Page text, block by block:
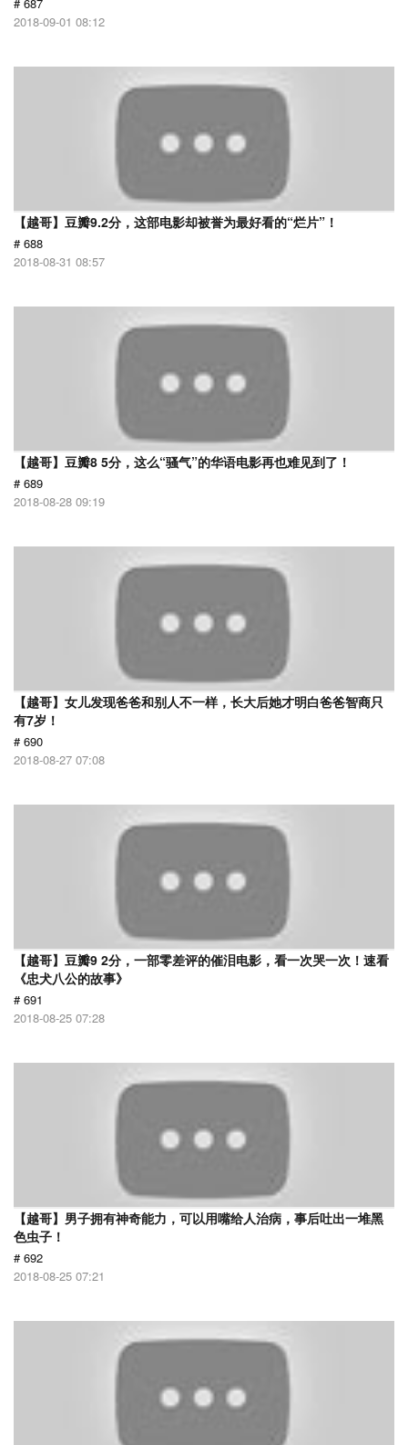
2018-09-01 08:12
【越哥】豆瓣9.2分，这部电影却被誉为最好看的“烂片”！
# 688
2018-08-31 08:57
【越哥】豆瓣8 5分，这么“骚气”的华语电影再也难见到了！
# 689
2018-08-28 09:19
【越哥】女儿发现爸爸和别人不一样，长大后她才明白爸爸智商只
有7岁！
# 690
2018-08-27 07:08
【越哥】豆瓣9 2分，一部零差评的催泪电影，看一次哭一次！速看
《忠犬八公的故事》
# 691
2018-08-25 07:28
【越哥】男子拥有神奇能力，可以用嘴给人治病，事后吐出一堆黑
色虫子！
# 692
2018-08-25 07:21